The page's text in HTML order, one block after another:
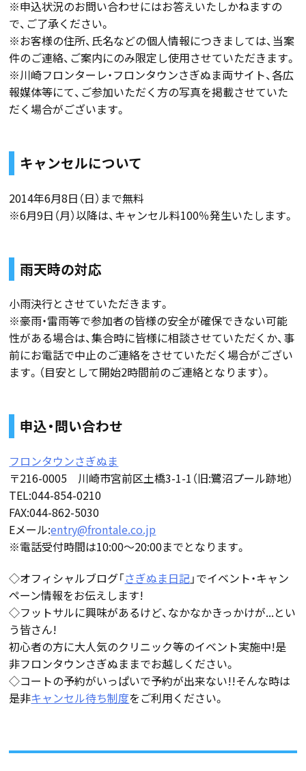
※申込状況のお問い合わせにはお答えいたしかねますの
で、ご了承ください。
※お客様の住所、氏名などの個人情報につきましては、当案
件のご連絡、ご案内にのみ限定し使用させていただきます。
※川崎フロンターレ・フロンタウンさぎぬま両サイト、各広
報媒体等にて、ご参加いただく方の写真を掲載させていた
だく場合がございます。
キャンセルについて
2014年6月8日（日）まで無料
※6月9日（月）以降は、キャンセル料100％発生いたします。
雨天時の対応
小雨決行とさせていただきます。
※豪雨・雷雨等で参加者の皆様の安全が確保できない可能
性がある場合は、集合時に皆様に相談させていただくか、事
前にお電話で中止のご連絡をさせていただく場合がござい
ます。（目安として開始2時間前のご連絡となります）。
申込・問い合わせ
フロンタウンさぎぬま
〒216-0005 川崎市宮前区土橋3-1-1（旧:鷺沼プール跡地）
TEL:044-854-0210
FAX:044-862-5030
Eメール:entry@frontale.co.jp
※電話受付時間は10:00〜20:00までとなります。
◇オフィシャルブログ「さぎぬま日記」でイベント・キャン
ペーン情報をお伝えします!
◇フットサルに興味があるけど、なかなかきっかけが...とい
う皆さん!
初心者の方に大人気のクリニック等のイベント実施中!是
非フロンタウンさぎぬままでお越しください。
◇コートの予約がいっぱいで予約が出来ない!!そんな時は
是非キャンセル待ち制度をご利用ください。